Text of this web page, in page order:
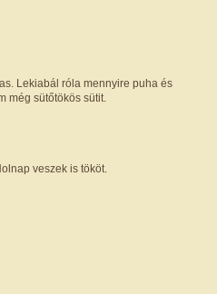
Lekiabál róla mennyire puha és
még sütőtökös sütit.
veszek is tököt.